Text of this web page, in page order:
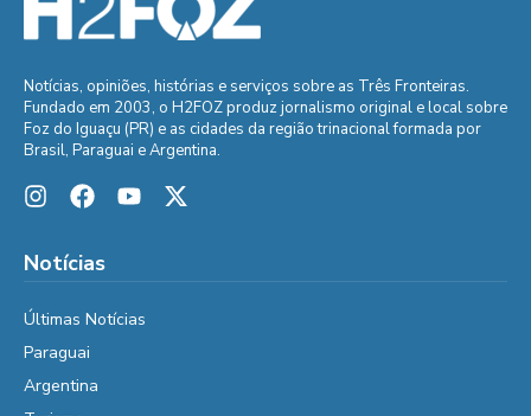
Notícias, opiniões, histórias e serviços sobre as Três Fronteiras.
Fundado em 2003, o H2FOZ produz jornalismo original e local sobre
Foz do Iguaçu (PR) e as cidades da região trinacional formada por
Brasil, Paraguai e Argentina.
Notícias
Últimas Notícias
Paraguai
Argentina